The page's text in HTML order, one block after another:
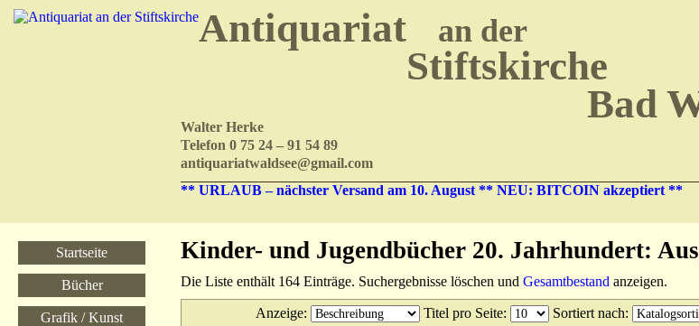
Antiquariat an der
Stiftskirche
Bad
Walter Herke
Telefon 0 75 24 – 91 54 89
antiquariatwaldsee@gmail.com
** URLAUB – nächster Versand am 10. August ** NEU: BITCOIN akzeptiert **
Startseite
Bücher
Grafik / Kunst
Kinder- und Jugendbücher 20. Jahrhundert:
Die Liste enthält 164 Einträge. Suchergebnisse löschen und Gesamtbestand anzeigen.
Anzeige: Titel pro Seite: Sortiert nach: